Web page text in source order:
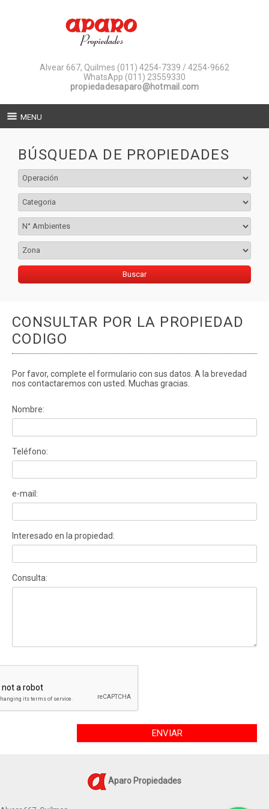
Alvear 667, Quilmes (011) 4254-7339 / 4254-9662
WhatsApp (011) 23559330
propiedadesaparo@hotmail.com
MENU
BÚSQUEDA DE PROPIEDADES
CONSULTAR POR LA PROPIEDAD
CODIGO
Por favor, complete el formulario con sus datos. A la brevedad
nos contactaremos con usted. Muchas gracias.
Nombre:
Teléfono:
e-mail:
Interesado en la propiedad:
Consulta:
ENVIAR
Aparo Propiedades